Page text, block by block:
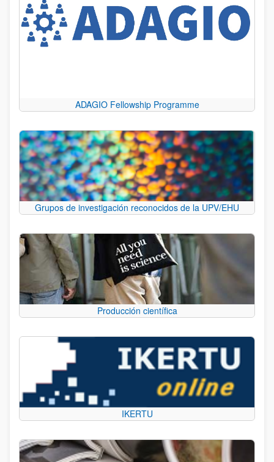
ADAGIO Fellowship Programme
Grupos de investigación reconocidos de la UPV/EHU
Producción científica
IKERTU